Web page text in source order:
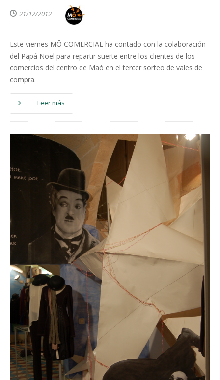
21/12/2012
Este viernes MÔ COMERCIAL ha contado con la colaboración
del Papá Noel para repartir suerte entre los clientes de los
comercios del centro de Maó en el tercer sorteo de vales de
compra.
Leer más